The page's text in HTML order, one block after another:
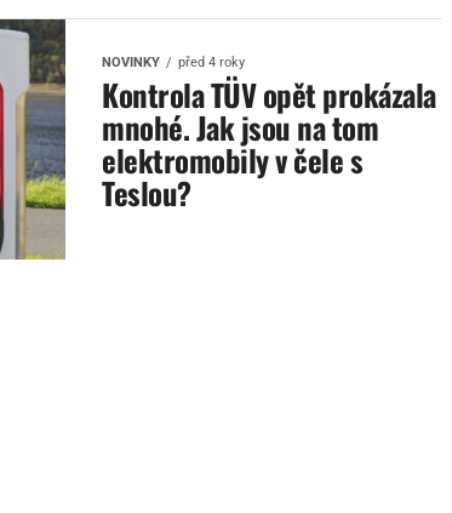
NOVINKY před 4 roky
Kontrola TÜV opět prokázala
mnohé. Jak jsou na tom
elektromobily v čele s
Teslou?